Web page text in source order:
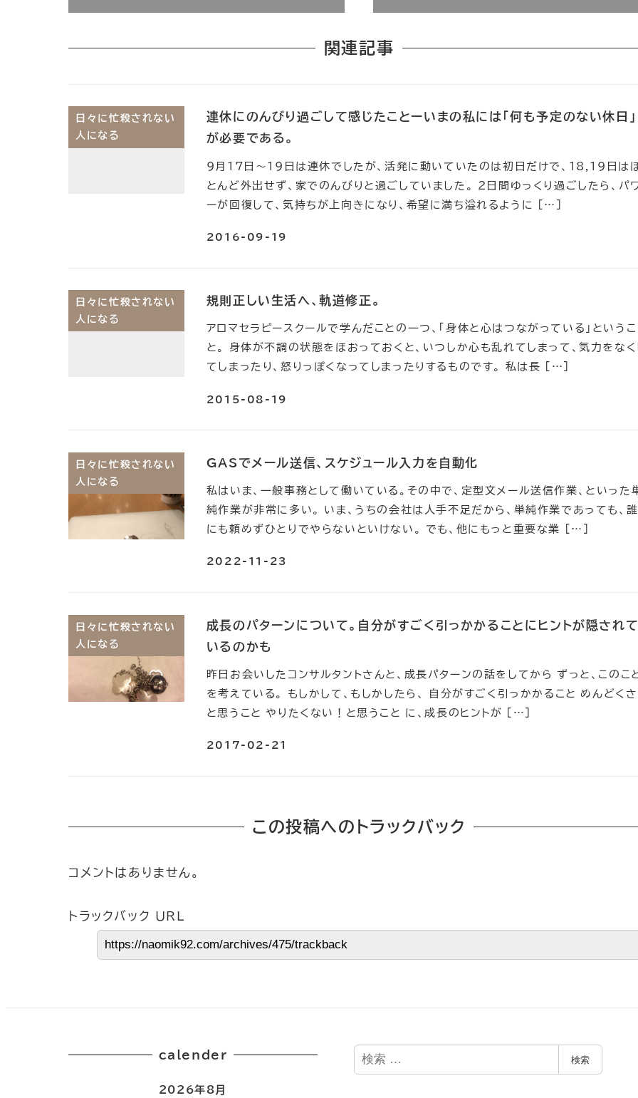
関連記事
日々に忙殺されない
人になる
連休にのんびり過ごして感じたことーいまの私には「何も予定のない休日」
が必要である。
9月17日～19日は連休でしたが、活発に動いていたのは初日だけで、18,19日は
とんど外出せず、家でのんびりと過ごしていました。 2日間ゆっくり過ごしたら、パ
ーが回復して、気持ちが上向きになり、希望に満ち溢れるように […]
2016-09-19
日々に忙殺されない
人になる
規則正しい生活へ、軌道修正。
アロマセラピースクールで学んだことの一つ、「身体と心はつながっている」というこ
と。 身体が不調の状態をほおっておくと、いつしか心も乱れてしまって、気力をなく
てしまったり、怒りっぽくなってしまったりするものです。 私は長 […]
2015-08-19
日々に忙殺されない
人になる
GASでメール送信、スケジュール入力を自動化
私はいま、一般事務として働いている。その中で、定型文メール送信作業、といった
純作業が非常に多い。 いま、うちの会社は人手不足だから、単純作業であっても、誰
にも頼めずひとりでやらないといけない。 でも、他にもっと重要な業 […]
2022-11-23
日々に忙殺されない
人になる
成長のパターンについて。自分がすごく引っかかることにヒントが隠され
いるのかも
昨日お会いしたコンサルタントさんと、成長パターンの話をしてから ずっと、このこ
を考えている。 もしかして、もしかしたら、 自分がすごく引っかかること めんどく
と思うこと やりたくない！と思うこと に、成長のヒントが […]
2017-02-21
この投稿へのトラックバック
コメントはありません。
トラックバック URL
calender
2026年8月
検
索
検索